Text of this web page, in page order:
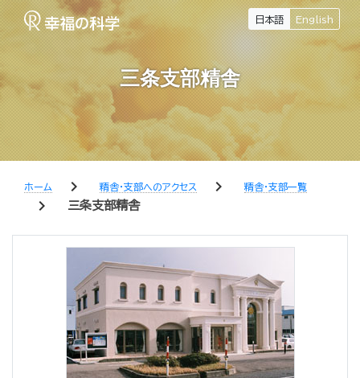
日本語 English
三条支部精舎
ホーム chevron_right 精舎・支部へのアクセス chevron_right 精舎・支部一覧
chevron_right 三条支部精舎